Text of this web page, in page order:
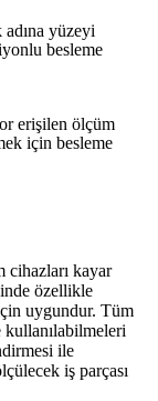
yüzeyi
besleme
erişilen ölçüm
için besleme
kayar
özellikle
uygundur. Tüm
kullanılabilmeleri
ile
iş parçası